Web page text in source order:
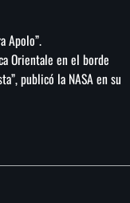
Apolo”.
Orientale en el borde
publicó la NASA en su